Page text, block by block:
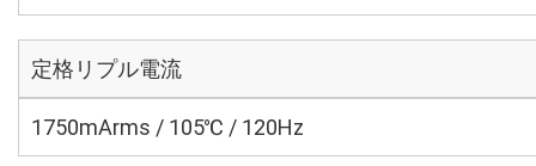
定格リプル電流
1750mArms / 105℃ / 120Hz